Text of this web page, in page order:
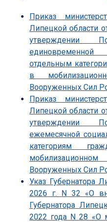
Приказ
Липецкой области
утверждении
отдельным
в
Вооруженных Сил
Приказ
Липецкой области
утверждении
ежемесячной
категориям
Вооруженных Сил
Указ Губернатора
2026 г. N 32 «О
Губернатора
2022 года N 28 «О